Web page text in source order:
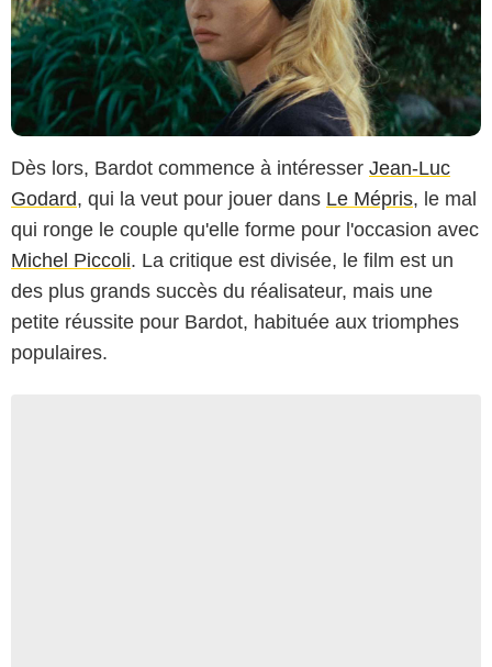
Dès lors, Bardot commence à intéresser Jean-Luc
Godard, qui la veut pour jouer dans Le Mépris, le mal
qui ronge le couple qu'elle forme pour l'occasion avec
Michel Piccoli. La critique est divisée, le film est un
des plus grands succès du réalisateur, mais une
petite réussite pour Bardot, habituée aux triomphes
populaires.